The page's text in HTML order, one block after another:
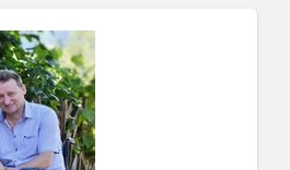
Arrangements für Reise- und
ist Mitglied von
Card
Card inkludiert
Freischwimmbad, geführte